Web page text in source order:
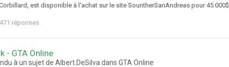
est disponible à l'achat sur le site SountherSanAndreas pour 45.000$
471 réponses
- GTA Online
à un sujet de Albert.DeSilva dans GTA Online